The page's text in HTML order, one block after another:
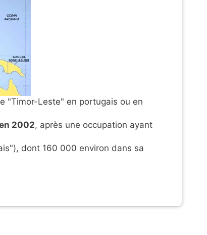
"Timor-Leste" en portugais ou en
2002, après une occupation ayant
dont 160 000 environ dans sa